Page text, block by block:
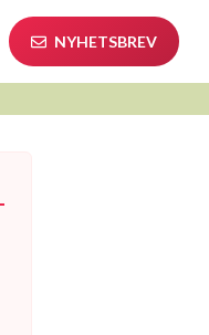
NYHETSBREV